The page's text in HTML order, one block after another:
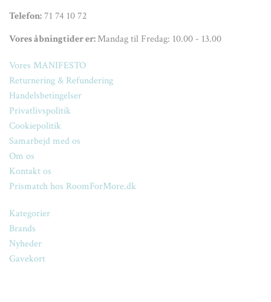
Telefon:71 74 10 72
Vores åbningtider er:Mandag til Fredag: 10.00 - 13.00
Vores MANIFESTO
Returnering & Refundering
Handelsbetingelser
Privatlivspolitik
Cookiepolitik
Samarbejd med os
Om os
Kontakt os
Prismatch hos RoomForMore.dk
Kategorier
Brands
Nyheder
Gavekort